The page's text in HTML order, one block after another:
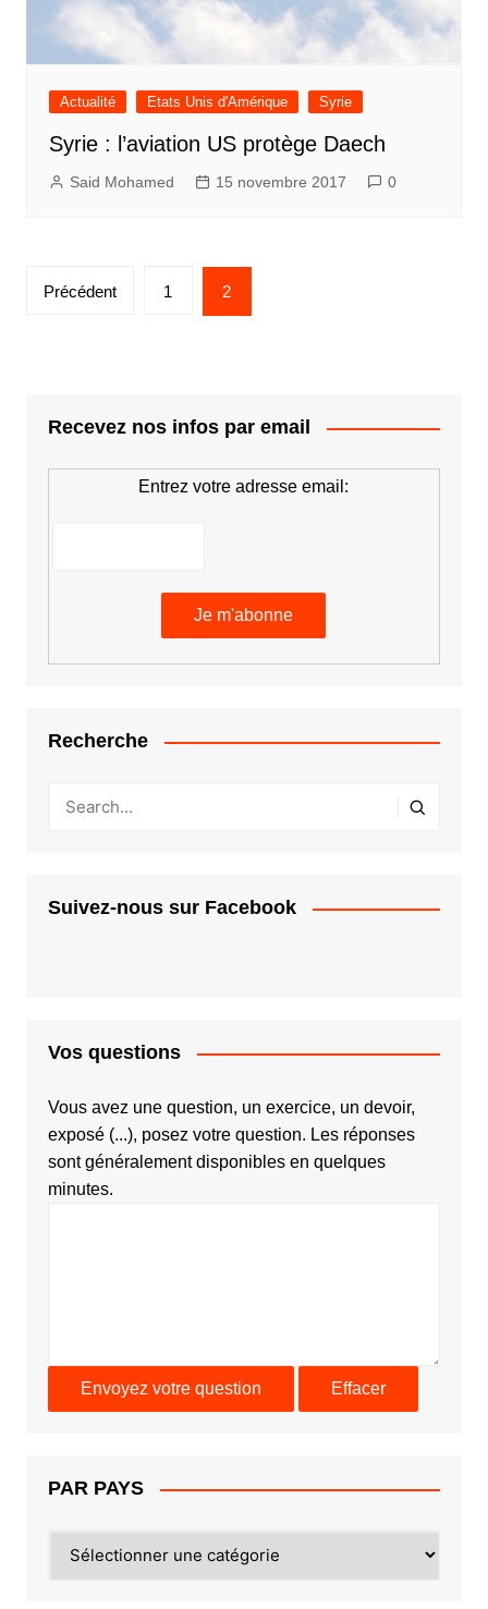
Actualité Etats Unis d'Amérique Syrie
Syrie : l’aviation US protège Daech
Said Mohamed 15 novembre 2017 0
Pagination
Précédent 1 2
Recevez nos infos par email
Entrez votre adresse email:
Recherche
Suivez-nous sur Facebook
Vos questions
Vous avez une question, un exercice, un devoir,
exposé (...), posez votre question. Les réponses
sont généralement disponibles en quelques
minutes.
PAR PAYS
PAYS